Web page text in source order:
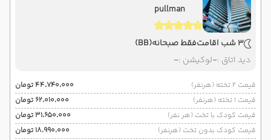
pullman
3 شب اقامت فقط صبحانه(BB)
دید اتاق :-لوکیشن :-
قیمت 2 تخته (هرنفر)
۴۴٬۷۴۰٬۰۰۰ تومان
قیمت 1 تخته (هرنفر)
۶۲٬۰۱۰٬۰۰۰ تومان
قیمت کودک با تخت (هر نفر)
۳۱٬۶۵۰٬۰۰۰ تومان
قیمت کودک بدون تخت (هرنفر)
۱۸٬۹۹۰٬۰۰۰ تومان